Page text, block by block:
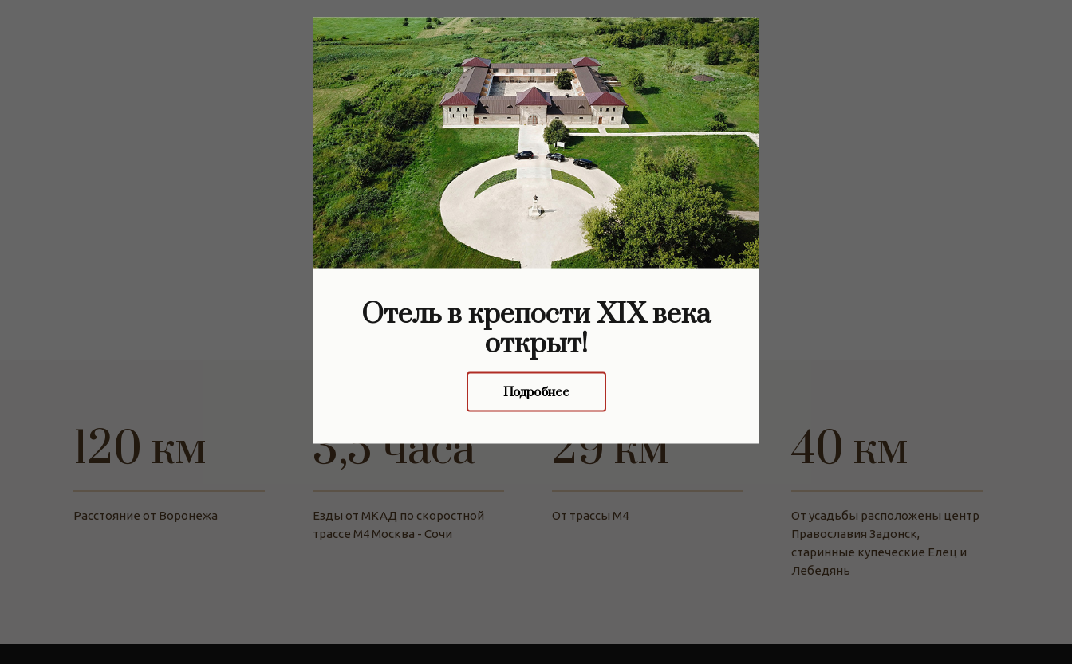
120 км
Расстояние от Воронежа
3,5 часа
Езды от МКАД по скоростной
трассе М4 Москва - Сочи
29 км
От трассы М4
40 км
От усадьбы расположены центр
Православия Задонск,
старинные купеческие Елец и
Лебедянь
Отель в крепости XIX века
открыт!
Подробнее